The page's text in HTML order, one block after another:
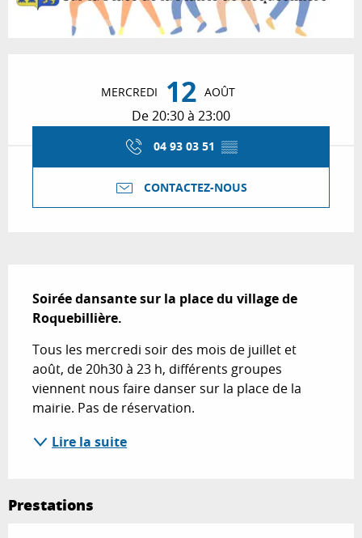
MERCREDI 12 AOÛT
De 20:30 à 23:00
04 93 03 51 ▒▒
CONTACTEZ-NOUS
Soirée dansante sur la place du village de
Roquebillière.
Tous les mercredi soir des mois de juillet et
août, de 20h30 à 23 h, différents groupes
viennent nous faire danser sur la place de la
mairie. Pas de réservation.
Lire la suite
Prestations